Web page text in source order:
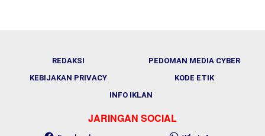
REDAKSI
PEDOMAN MEDIA CYBER
KEBIJAKAN PRIVACY
KODE ETIK
INFO IKLAN
JARINGAN SOCIAL